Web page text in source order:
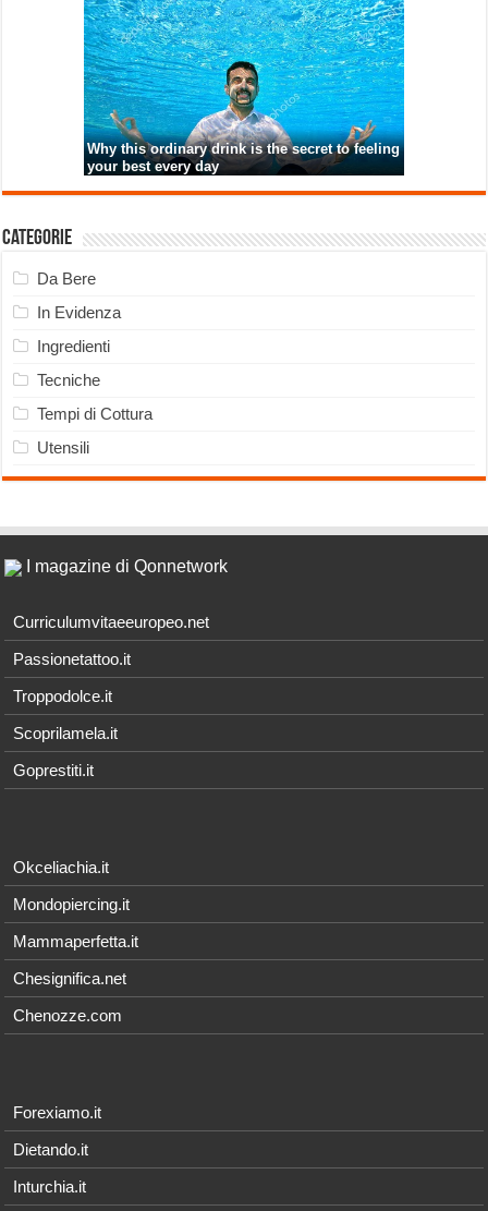
Categorie
Da Bere
In Evidenza
Ingredienti
Tecniche
Tempi di Cottura
Utensili
I magazine di Qonnetwork
Curriculumvitaeeuropeo.net
Passionetattoo.it
Troppodolce.it
Scoprilamela.it
Goprestiti.it
Okceliachia.it
Mondopiercing.it
Mammaperfetta.it
Chesignifica.net
Chenozze.com
Forexiamo.it
Dietando.it
Inturchia.it